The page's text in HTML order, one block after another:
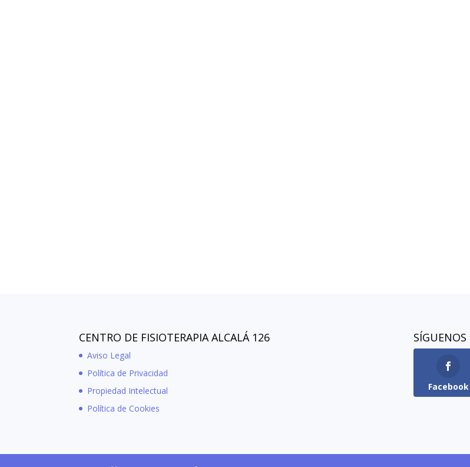
CENTRO DE FISIOTERAPIA ALCALÁ 126
Aviso Legal
Política de Privacidad
Propiedad Intelectual
Política de Cookies
SÍGUENOS
Facebook